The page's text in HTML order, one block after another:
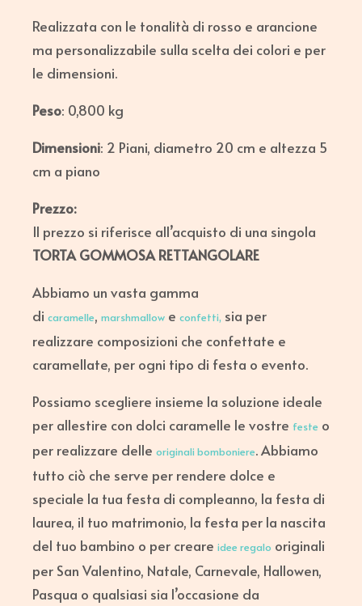
Realizzata con le tonalità di rosso e arancione
ma personalizzabile sulla scelta dei colori e per
le dimensioni.
Peso: 0,800 kg
Dimensioni: 2 Piani, diametro 20 cm e altezza 5
cm a piano
Prezzo:
Il prezzo si riferisce all’acquisto di una singola
TORTA GOMMOSA RETTANGOLARE
Abbiamo un vasta gamma
di caramelle, marshmallow e confetti, sia per
realizzare composizioni che confettate e
caramellate, per ogni tipo di festa o evento.
Possiamo scegliere insieme la soluzione ideale
per allestire con dolci caramelle le vostre feste o
per realizzare delle originali bomboniere. Abbiamo
tutto ciò che serve per rendere dolce e
speciale la tua festa di compleanno, la festa di
laurea, il tuo matrimonio, la festa per la nascita
del tuo bambino o per creare idee regalo originali
per San Valentino, Natale, Carnevale, Hallowen,
Pasqua o qualsiasi sia l’occasione da